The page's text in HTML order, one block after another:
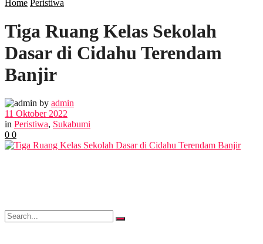
POLITIK
EKBIS
OPINI
Home Peristiwa
Tiga Ruang Kelas Sekolah
Dasar di Cidahu Terendam
Banjir
by admin
11 Oktober 2022
in Peristiwa, Sukabumi
0 0